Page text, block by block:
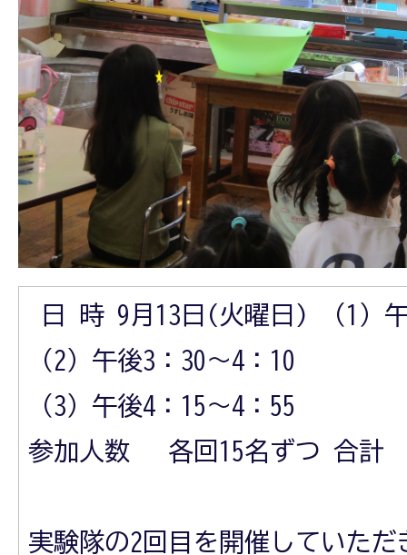
日 時 9月13日(火曜日) （1）午
（2）午後3：30～4：10
（3）午後4：15～4：55
参加人数 各回15名ずつ 合計
実験隊の2回目を開催していただ